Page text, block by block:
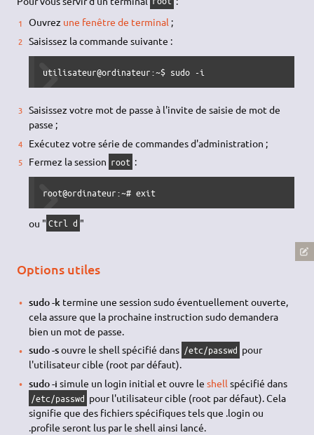
Ouvrez une fenêtre de terminal ;
Saisissez la commande suivante :
utilisateur@ordinateur:~$ sudo -i
Saisissez votre mot de passe à l'invite de saisie de mot de
passe ;
Exécutez votre série de commandes d'administration ;
Fermez la session root :
root@ordinateur:~# exit
ou " Ctrl d "
Options utiles
sudo -k termine une session sudo éventuellement ouverte,
cela assure que la prochaine instruction sudo demandera
bien un mot de passe.
sudo -souvre le shell spécifié dans /etc/passwd pour
l'utilisateur cible (root par défaut).
sudo -i simule un login initial et ouvre le shell spécifié dans
/etc/passwd pour l'utilisateur cible (root par défaut). Cela
signifie que des fichiers spécifiques tels que .login ou
.profile seront lus par le shell ainsi lancé.